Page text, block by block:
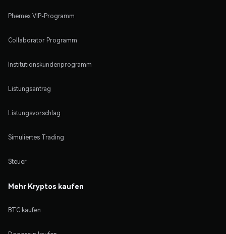
Phemex VIP-Programm
Collaborator Programm
Institutionskundenprogramm
Listungsantrag
Listungsvorschlag
Simuliertes Trading
Steuer
Mehr Kryptos kaufen
BTC kaufen